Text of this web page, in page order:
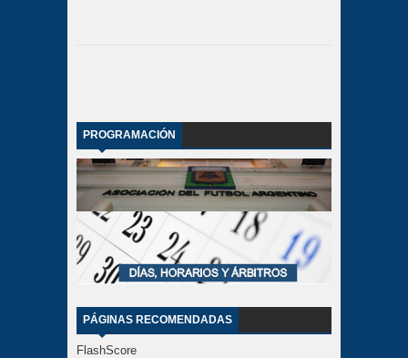
PROGRAMACIÓN
PÁGINAS RECOMENDADAS
FlashScore